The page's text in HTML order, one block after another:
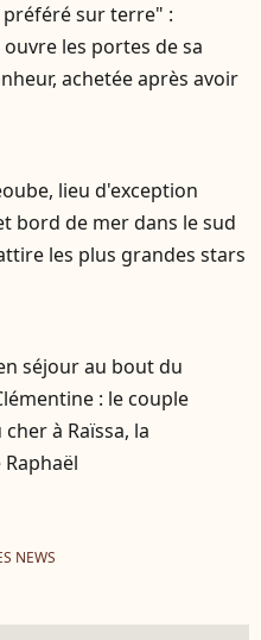
sur terre" :
les portes de sa
achetée après avoir
lieu d'exception
bord de mer dans le sud
les plus grandes stars
séjour au bout du
: le couple
à Raïssa, la
NEWS